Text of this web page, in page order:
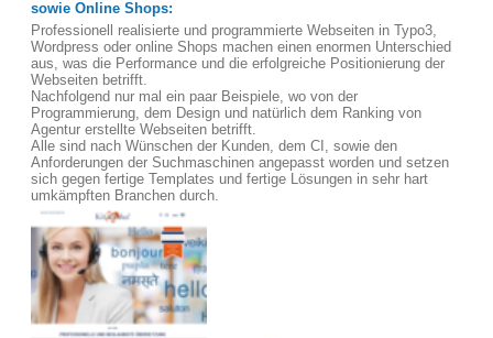
sowie Online Shops:
Professionell realisierte und programmierte Webseiten in Typo3,
Wordpress oder online Shops machen einen enormen Unterschied
aus, was die Performance und die erfolgreiche Positionierung der
Webseiten betrifft.
Nachfolgend nur mal ein paar Beispiele, wo von der
Programmierung, dem Design und natürlich dem Ranking von
Agentur erstellte Webseiten betrifft.
Alle sind nach Wünschen der Kunden, dem CI, sowie den
Anforderungen der Suchmaschinen angepasst worden und setzen
sich gegen fertige Templates und fertige Lösungen in sehr hart
umkämpften Branchen durch.